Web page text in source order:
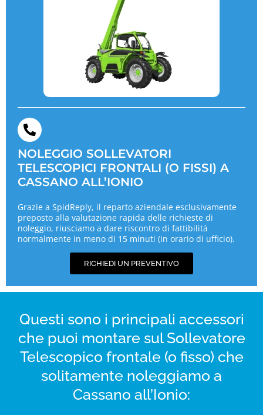
NOLEGGIO SOLLEVATORI
TELESCOPICI FRONTALI (O FISSI) A
CASSANO ALL’IONIO
Grazie a SpidReply, il reparto aziendale esclusivamente
preposto alla valutazione rapida delle richieste di
noleggio, riusciamo a dare riscontro di fattibilità
normalmente in meno di 15 minuti (in orario di ufficio).
RICHIEDI UN PREVENTIVO
Questi sono i principali accessori
che puoi montare sul Sollevatore
Telescopico frontale (o fisso) che
solitamente noleggiamo a
Cassano all’Ionio: